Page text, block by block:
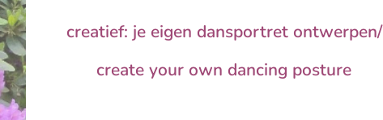
creatief: je eigen dansportret ontwerpen/
create your own dancing posture